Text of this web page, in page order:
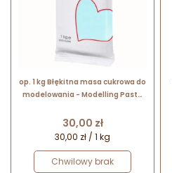
op. 1 kg Błękitna masa cukrowa do
modelowania - Modelling Paste
Cena
30,00 zł
30,00 zł / 1 kg
Chwilowy brak